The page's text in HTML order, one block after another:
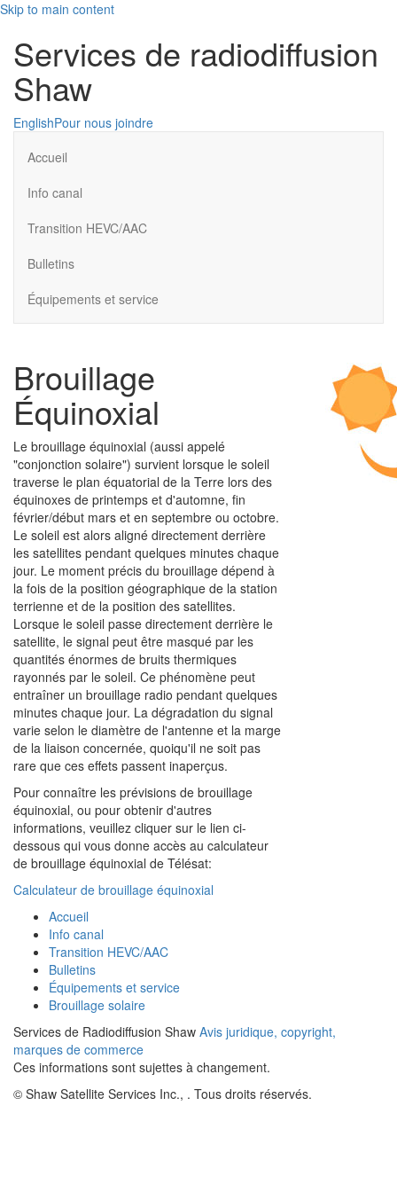
Skip to main content
Services de radiodiffusion
Shaw
EnglishPour nous joindre
Accueil
Info canal
Transition HEVC/AAC
Bulletins
Équipements et service
Brouillage
Équinoxial
Le brouillage équinoxial (aussi appelé
"conjonction solaire") survient lorsque le soleil
traverse le plan équatorial de la Terre lors des
équinoxes de printemps et d'automne, fin
février/début mars et en septembre ou octobre.
Le soleil est alors aligné directement derrière
les satellites pendant quelques minutes chaque
jour. Le moment précis du brouillage dépend à
la fois de la position géographique de la station
terrienne et de la position des satellites.
Lorsque le soleil passe directement derrière le
satellite, le signal peut être masqué par les
quantités énormes de bruits thermiques
rayonnés par le soleil. Ce phénomène peut
entraîner un brouillage radio pendant quelques
minutes chaque jour. La dégradation du signal
varie selon le diamètre de l'antenne et la marge
de la liaison concernée, quoiqu'il ne soit pas
rare que ces effets passent inaperçus.
Pour connaître les prévisions de brouillage
équinoxial, ou pour obtenir d'autres
informations, veuillez cliquer sur le lien ci-
dessous qui vous donne accès au calculateur
de brouillage équinoxial de Télésat:
Calculateur de brouillage équinoxial
Accueil
Info canal
Transition HEVC/AAC
Bulletins
Équipements et service
Brouillage solaire
Services de Radiodiffusion Shaw Avis juridique, copyright,
marques de commerce
Ces informations sont sujettes à changement.
© Shaw Satellite Services Inc., . Tous droits réservés.